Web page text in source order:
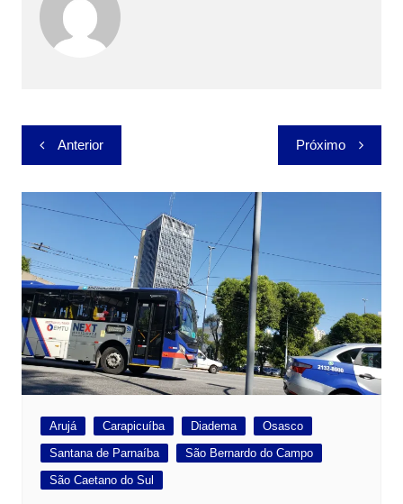
Navegação
de
Post
Anterior Próximo
Arujá Carapicuíba Diadema
Osasco
Santana de Parnaíba
São Bernardo do Campo
São Caetano do Sul